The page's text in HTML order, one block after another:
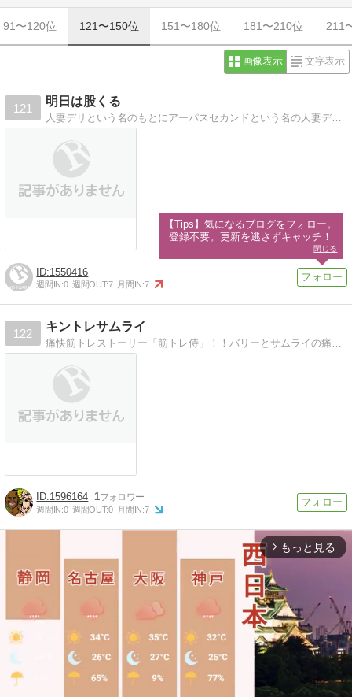
91〜120位 121〜150位 151〜180位 181〜210位 211
画像表示 文字表示
121
明日は股くる
人妻デリという名のもとにアーパスセカンドという名の人妻デリが何の因果かブログを立ち上げました
1550416
週間IN:0 週間OUT:7 月間IN:7
122
キントレサムライ
1596164 1
週間IN:0 週間OUT:0 月間IN:7
arrow_forward_ios もっと見る
【Tips】気になるブログをフォロー。
登録不要。更新を逃さずキャッチ！
閉じる